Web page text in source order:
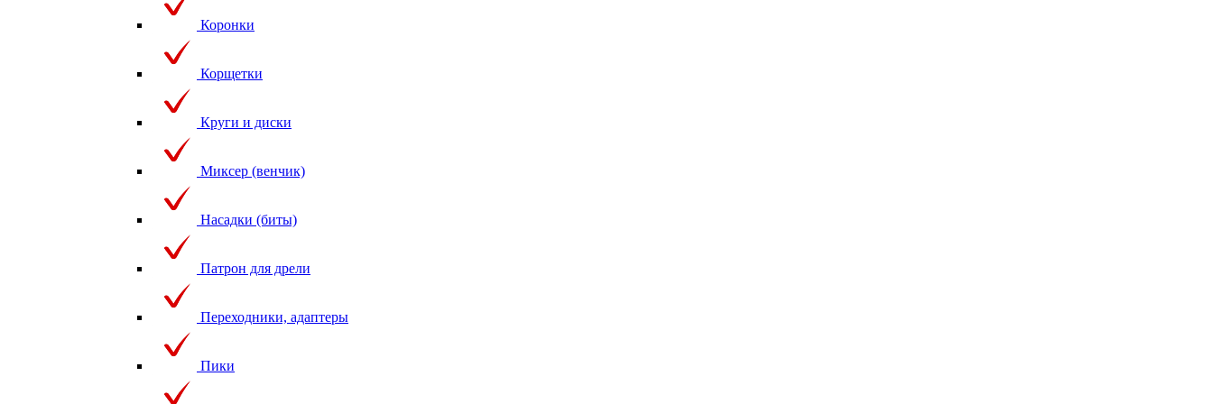
Коронки
Корщетки
Круги и диски
Миксер (венчик)
Насадки (биты)
Патрон для дрели
Переходники, адаптеры
Пики